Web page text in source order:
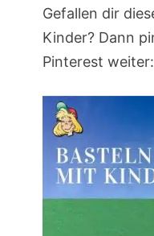
Gefallen dir
Kinder? Dann
Pinterest weiter: